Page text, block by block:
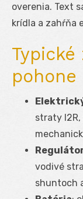
overenia. Text
krídla a zahŕňa
pohone
straty I2
vodivé
shuntoch